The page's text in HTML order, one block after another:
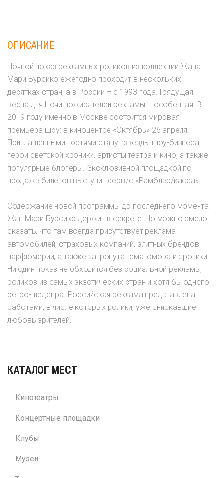
ОПИСАНИЕ
Ночной показ рекламных роликов из коллекции Жана
Мари Бурсико ежегодно проходит в нескольких
десятках стран, а в России – с 1993 года. Грядущая
весна для Ночи пожирателей рекламы – особенная. В
2019 году именно в Москве состоится мировая
премьера шоу: в киноцентре «Октябрь» 26 апреля.
Приглашенными гостями станут звезды шоу-бизнеса,
герои светской хроники, артисты театра и кино, а также
популярные блогеры. Эксклюзивной площадкой по
продаже билетов выступит сервис «Рамблер/касса».
Содержание новой программы до последнего момента
Жан Мари Бурсико держит в секрете. Но можно смело
сказать, что там всегда присутствует реклама
автомобилей, страховых компаний, элитных брендов
парфюмерии, а также затронута тема юмора и эротики.
Ни один показ не обходится без социальной рекламы,
роликов из самых экзотических стран и хотя бы одного
ретро-шедевра. Российская реклама представлена
работами, в числе которых ролики, уже снискавшие
любовь зрителей.
КАТАЛОГ МЕСТ
Кинотеатры
Концертные площадки
Клубы
Музеи